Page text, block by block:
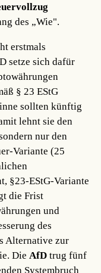
des „Wie".
erstmals
setze sich dafür
§ 23 EStG
sollten künftig
lehnt sie den
nur den
Variante (25
§23-EStG-Variante
die Frist
und
des
Alternative zur
Die AfD trug fünf
Systembruch